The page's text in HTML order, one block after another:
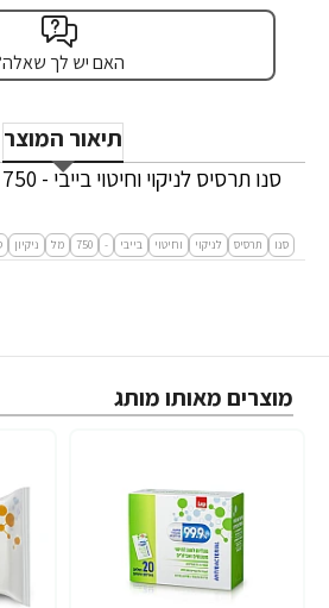
האם יש לך
תיאור המוצר
סנו תרסיס לניקוי וחיטוי בייבי - 750 מ"ל
סנו תרסיס לניקוי וחיטוי בייבי -
750 מל ניקיון
מוצרים מאותו מותג